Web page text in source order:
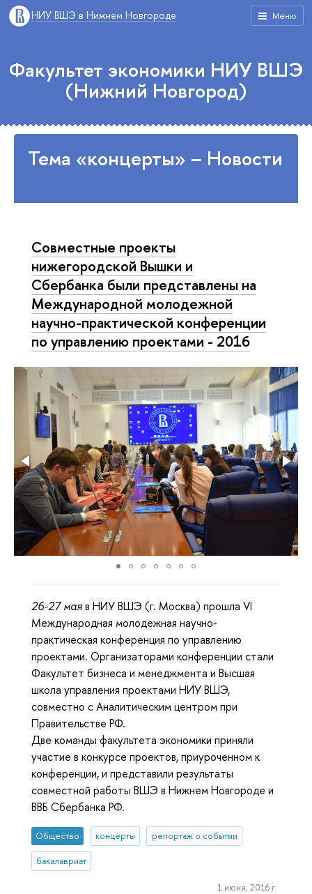
Меню
НИУ ВШЭ в Нижнем Новгороде
Факультет экономики НИУ ВШЭ
(Нижний Новгород)
Тема «концерты» – Новости
Совместные проекты
нижегородской Вышки и
Сбербанка были представлены на
Международной молодежной
научно-практической конференции
по управлению проектами - 2016
26-27 маяв НИУ ВШЭ (г. Москва) прошла VI
Международная молодежная научно-
практическая конференция по управлению
проектами. Организаторами конференции стали
Факультет бизнеса и менеджмента и Высшая
школа управления проектами НИУ ВШЭ,
совместно с Аналитическим центром при
Правительстве РФ.
Две команды факультета экономики приняли
участие в конкурсе проектов, приуроченном к
конференции, и представили результаты
совместной работы ВШЭ в Нижнем Новгороде и
ВВБ Сбербанка РФ.
Общество концерты репортаж о событии
бакалавриат
1 июня, 2016 г.